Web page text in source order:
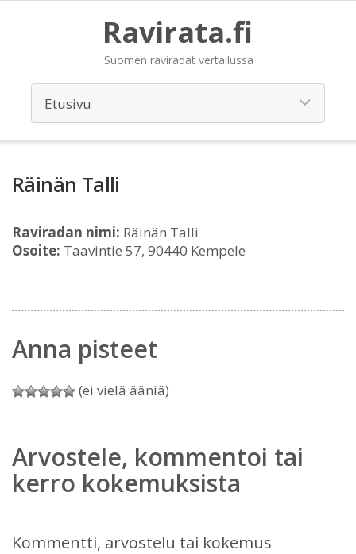
Ravirata.fi
Suomen raviradat vertailussa
Räinän Talli
Raviradan nimi: Räinän Talli
Osoite: Taavintie 57, 90440 Kempele
Anna pisteet
(ei vielä ääniä)
Arvostele, kommentoi tai
kerro kokemuksista
Kommentti, arvostelu tai kokemus